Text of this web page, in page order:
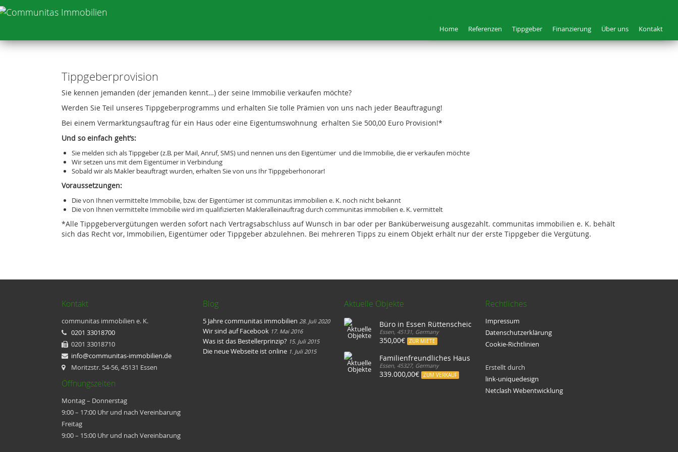
Home Referenzen Tippgeber Finanzierung Über uns Kontakt
Tippgeberprovision
Sie kennen jemanden (der jemanden kennt…) der seine Immobilie verkaufen möchte?
Werden Sie Teil unseres Tippgeberprogramms und erhalten Sie tolle Prämien von uns nach jeder Beauftragung!
Bei einem Vermarktungsauftrag für ein Haus oder eine Eigentumswohnung erhalten Sie 500,00 Euro Provision!*
Und so einfach geht’s:
Sie melden sich als Tippgeber (z.B. per Mail, Anruf, SMS) und nennen uns den Eigentümer und die Immobilie, die er verkaufen möchte
Wir setzen uns mit dem Eigentümer in Verbindung
Sobald wir als Makler beauftragt wurden, erhalten Sie von uns Ihr Tippgeberhonorar!
Voraussetzungen:
Die von Ihnen vermittelte Immobilie, bzw. der Eigentümer ist communitas immobilien e. K. noch nicht bekannt
Die von Ihnen vermittelte Immobilie wird im qualifizierten Makleralleinauftrag durch communitas immobilien e. K. vermittelt
*Alle Tippgebervergütungen werden sofort nach Vertragsabschluss auf Wunsch in bar oder per Banküberweisung ausgezahlt. communitas immobilien e. K. behält
sich das Recht vor, Immobilien, Eigentümer oder Tippgeber abzulehnen. Bei mehreren Tipps zu einem Objekt erhält nur der erste Tippgeber die Vergütung.
Kontakt
communitas immobilien e. K.
0201 33018700
0201 33018710
info@communitas-immobilien.de
Moritzstr. 54-56, 45131 Essen
Öffnungszeiten
Montag – Donnerstag
9:00 – 17:00 Uhr und nach Vereinbarung
Freitag
9:00 – 15:00 Uhr und nach Vereinbarung
Blog
5 Jahre communitas immobilien 28. Juli 2020
Wir sind auf Facebook 17. Mai 2016
Was ist das Bestellerprinzip? 15. Juli 2015
Die neue Webseite ist online 1. Juli 2015
Aktuelle Objekte
Büro in Essen Rüttenscheid
Essen, 45131, Germany
350,00€ ZUR MIETE
Familienfreundliches Haus mit Garten
Essen, 45327, Germany
339.000,00€ ZUM VERKAUF
Rechtliches
Impressum
Datenschutzerklärung
Cookie-Richtlinien
Erstellt durch
link-uniquedesign
Netclash Webentwicklung